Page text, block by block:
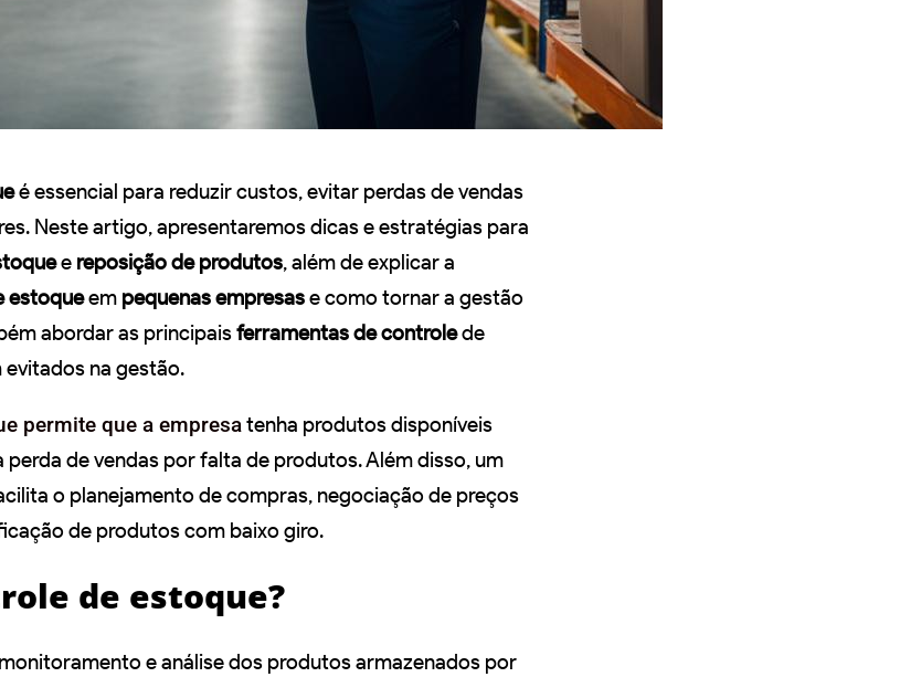
é essencial para reduzir custos, evitar perdas de vendas
Neste artigo, apresentaremos dicas e estratégias para
e reposição de produtos, além de explicar a
estoqueem pequenas empresase como tornar a gestão
abordar as principaisferramentas de controlede
na gestão.
permite que a empresatenha produtos disponíveis
perda de vendas por falta de produtos. Além disso, um
o planejamento de compras, negociação de preços
de produtos com baixo giro.
de estoque?
e análise dos produtos armazenados por